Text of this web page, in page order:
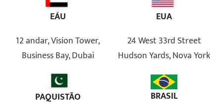
EÁU
12 andar, Vision Tower,
Business Bay, Dubai
EUA
24 West 33rd Street
Hudson Yards, Nova York
PAQUISTÃO
BRASIL